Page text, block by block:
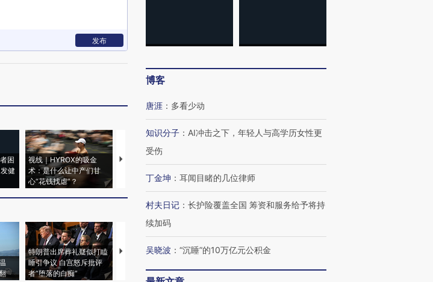
发布
困
健
视线｜HYROX的吸金
术：是什么让中产们甘
心“花钱找虐”？
马航飞行员跨国走私7万
育部长拱下台
特朗普出席葬礼疑似打瞌
睡引争议 白宫怒斥批评
者“堕落的白痴”
视线｜全球最热百城独占
阿根廷3-0阿尔及利亚
警告停止一切户外活动
博客
唐涯 ： 多看少动
知识分子 ： AI冲击之下，年轻人与高学历女性更
受伤
丁金坤 ： 耳闻目睹的几位律师
村夫日记 ： 长护险覆盖全国 筹资和服务给予将持
续加码
吴晓波 ： “沉睡”的10万亿元公积金